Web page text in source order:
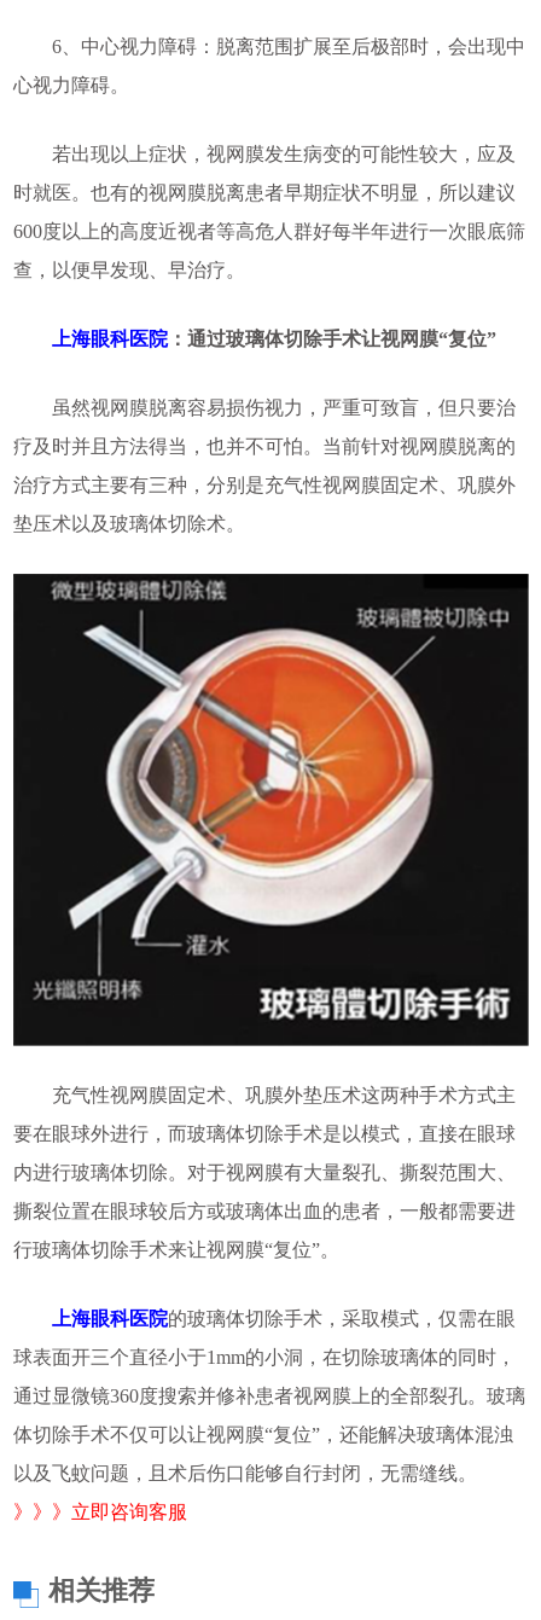
6、中心视力障碍：脱离范围扩展至后极部时，会出现中
心视力障碍。
若出现以上症状，视网膜发生病变的可能性较大，应及
时就医。也有的视网膜脱离患者早期症状不明显，所以建议
600度以上的高度近视者等高危人群好每半年进行一次眼底筛
查，以便早发现、早治疗。
上海眼科医院：通过玻璃体切除手术让视网膜“复位”
虽然视网膜脱离容易损伤视力，严重可致盲，但只要治
疗及时并且方法得当，也并不可怕。当前针对视网膜脱离的
治疗方式主要有三种，分别是充气性视网膜固定术、巩膜外
垫压术以及玻璃体切除术。
充气性视网膜固定术、巩膜外垫压术这两种手术方式主
要在眼球外进行，而玻璃体切除手术是以模式，直接在眼球
内进行玻璃体切除。对于视网膜有大量裂孔、撕裂范围大、
撕裂位置在眼球较后方或玻璃体出血的患者，一般都需要进
行玻璃体切除手术来让视网膜“复位”。
上海眼科医院的玻璃体切除手术，采取模式，仅需在眼
球表面开三个直径小于1mm的小洞，在切除玻璃体的同时，
通过显微镜360度搜索并修补患者视网膜上的全部裂孔。玻璃
体切除手术不仅可以让视网膜“复位”，还能解决玻璃体混浊
以及飞蚊问题，且术后伤口能够自行封闭，无需缝线。
》》》立即咨询客服
相关推荐